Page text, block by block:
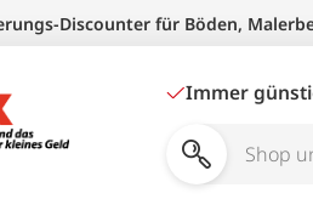
Discounter für Böden,
Immer
Shop